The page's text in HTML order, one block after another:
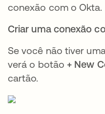
conexão com o Okta.
Criar uma conexão
Se você não tiver
verá o botão + New
cartão.